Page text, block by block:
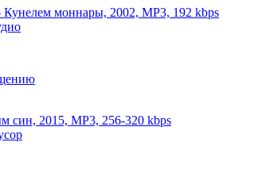
Кунелем моннары, 2002, MP3, 192 kbps
син, 2015, MP3, 256-320 kbps